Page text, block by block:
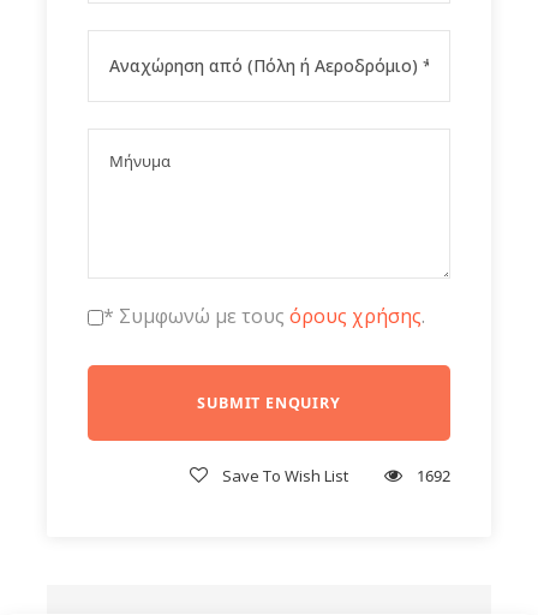
* Συμφωνώ με τους όρους χρήσης.
Save To Wish List 1692
Τιμές
23 Δεκεμβριου 2025
30 Δεκεμβριου 2025